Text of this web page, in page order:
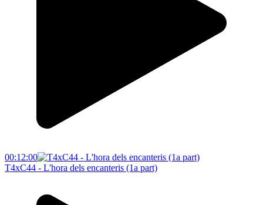
00:12:00
T4xC44 - L'hora dels encanteris (1a part)